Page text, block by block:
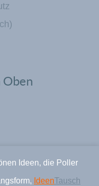
Oben
Ideen, die Poller
IdeenTausch